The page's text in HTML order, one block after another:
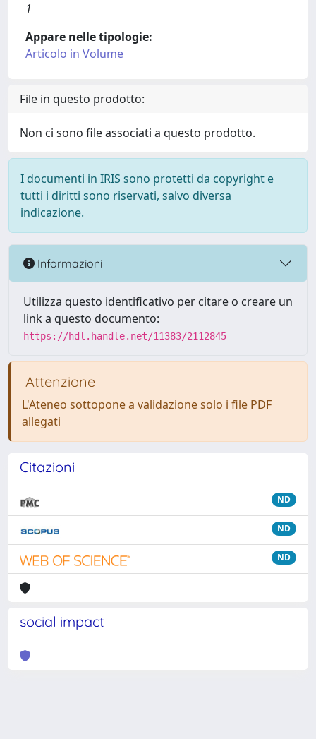
1
Appare nelle tipologie:
Articolo in Volume
File in questo prodotto:
Non ci sono file associati a questo prodotto.
I documenti in IRIS sono protetti da copyright e
tutti i diritti sono riservati, salvo diversa
indicazione.
Informazioni
Utilizza questo identificativo per citare o creare un
link a questo documento:
https://hdl.handle.net/11383/2112845
Attenzione
L'Ateneo sottopone a validazione solo i file PDF
allegati
Citazioni
ND
ND
ND
social impact